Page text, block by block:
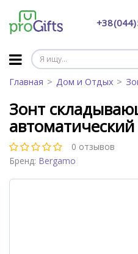
+38 (044)
Главная Дом и Отдых
Зонт
0 отзывов
Бренд: Bergamo